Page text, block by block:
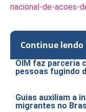
nacional-de-acoes-
Continue lendo
OIM faz parceria
pessoas fugindo
Guias auxiliam a
migrantes no